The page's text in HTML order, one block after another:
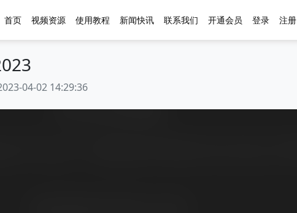
首页 视频资源 使用教程 新闻快讯 联系我们 开通会员 登录 注册
04-02 14:29:36